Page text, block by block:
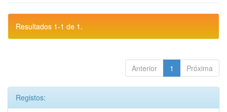
Resultados 1-1 de 1.
Anterior 1 Próxima
Registos: